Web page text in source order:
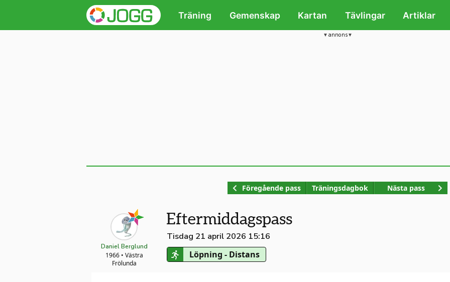
Träning Gemenskap Kartan Tävlingar Artiklar
annons
Föregående pass Träningsdagbok Nästa pass
Daniel Berglund
1966 • Västra
Frölunda
Eftermiddagspass
Tisdag 21 april 2026 15:16
Löpning - Distans